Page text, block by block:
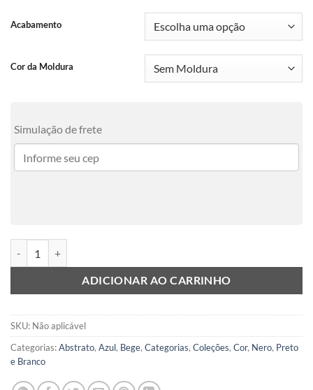
Acabamento
Cor da Moldura
Simulação de frete
ADICIONAR AO CARRINHO
SKU: Não aplicável
Categorias:Abstrato, Azul, Bege, Categorias, Coleções, Cor, Nero, Preto
e Branco